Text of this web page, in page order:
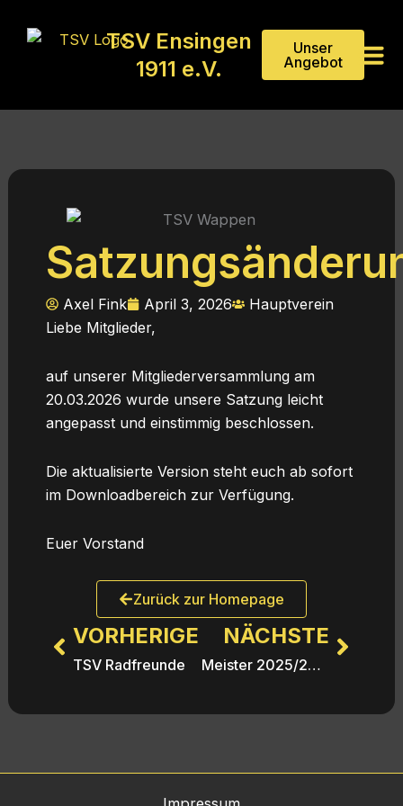
Inhalt
TSV Ensingen
1911 e.V.
Unser
Angebot
Axel Fink April 3, 2026
Hauptverein
Liebe Mitglieder,
auf unserer Mitgliederversammlung am
20.03.2026 wurde unsere Satzung leicht
angepasst und einstimmig beschlossen.
Die aktualisierte Version steht euch ab sofort
im Downloadbereich zur Verfügung.
Euer Vorstand
Zurück zur Homepage
Zurück
VORHERIGE
TSV Radfreunde
NÄCHSTE
Meister 2025/2026